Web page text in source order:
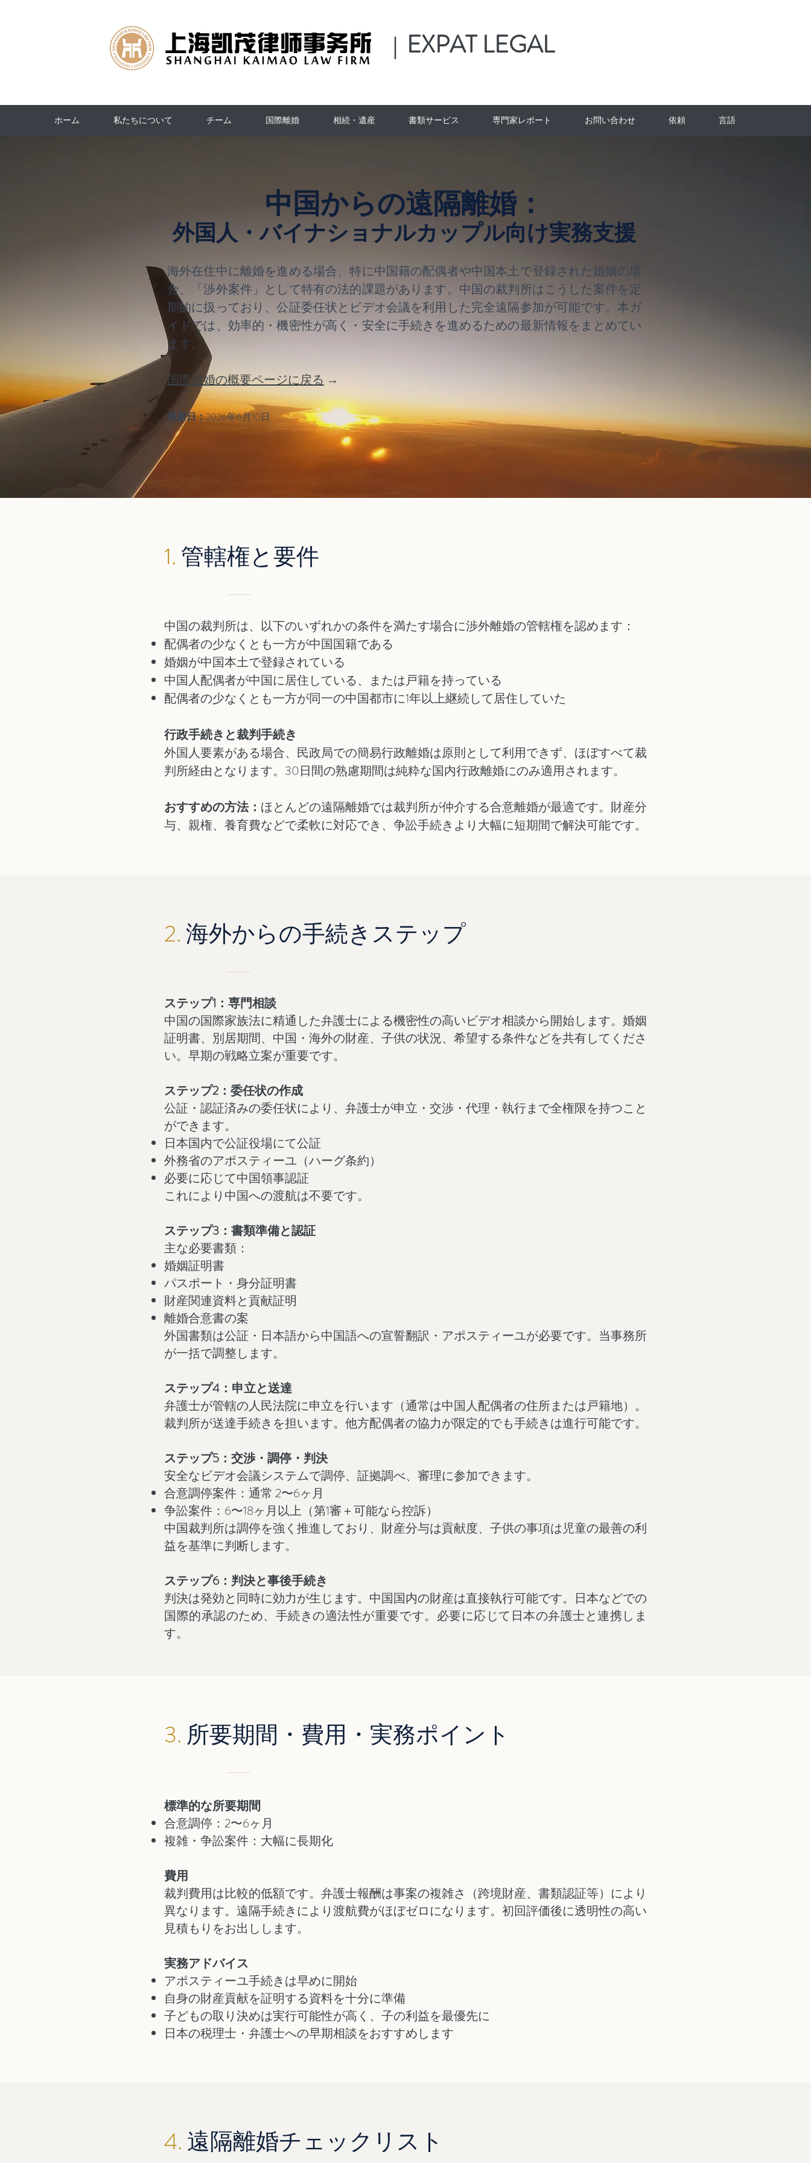
| EXPAT LEGAL
ホーム 私たちについて チーム 国際離婚 相続・遺産 書類サービス 専門家レポート お問い合わせ 依頼 言語
中国からの遠隔離婚：
外国人・バイナショナルカップル向け実務支援
海外在住中に離婚を進める場合、特に中国籍の配偶者や中国本土で登録された婚姻の場
合、「渉外案件」として特有の法的課題があります。中国の裁判所はこうした案件を定
期的に扱っており、公証委任状とビデオ会議を利用した完全遠隔参加が可能です。本ガ
イドでは、効率的・機密性が高く・安全に手続きを進めるための最新情報をまとめてい
ます。
国際離婚の概要ページに戻る →
更新日：2026年6月10日
1. 管轄権と要件
中国の裁判所は、以下のいずれかの条件を満たす場合に渉外離婚の管轄権を認めます：
配偶者の少なくとも一方が中国国籍である
婚姻が中国本土で登録されている
中国人配偶者が中国に居住している、または戸籍を持っている
配偶者の少なくとも一方が同一の中国都市に1年以上継続して居住していた
行政手続きと裁判手続き
外国人要素がある場合、民政局での簡易行政離婚は原則として利用できず、ほぼすべて裁
判所経由となります。30日間の熟慮期間は純粋な国内行政離婚にのみ適用されます。
おすすめの方法： ほとんどの遠隔離婚では裁判所が仲介する合意離婚が最適です。財産分
与、親権、養育費などで柔軟に対応でき、争訟手続きより大幅に短期間で解決可能です。
2.海外からの手続きステップ
ステップ1：専門相談
中国の国際家族法に精通した弁護士による機密性の高いビデオ相談から開始します。婚姻
証明書、別居期間、中国・海外の財産、子供の状況、希望する条件などを共有してくださ
い。早期の戦略立案が重要です。
ステップ2：委任状の作成
公証・認証済みの委任状により、弁護士が申立・交渉・代理・執行まで全権限を持つこと
ができます。
日本国内で公証役場にて公証
外務省のアポスティーユ（ハーグ条約）
必要に応じて中国領事認証
これにより中国への渡航は不要です。
ステップ3：書類準備と認証
主な必要書類：
婚姻証明書
パスポート・身分証明書
財産関連資料と貢献証明
離婚合意書の案
外国書類は公証・日本語から中国語への宣誓翻訳・アポスティーユが必要です。当事務所
が一括で調整します。
ステップ4：申立と送達
弁護士が管轄の人民法院に申立を行います（通常は中国人配偶者の住所または戸籍地）。
裁判所が送達手続きを担います。他方配偶者の協力が限定的でも手続きは進行可能です。
ステップ5：交渉・調停・判決
安全なビデオ会議システムで調停、証拠調べ、審理に参加できます。
合意調停案件：通常 2〜6ヶ月
争訟案件：6〜18ヶ月以上（第1審＋可能なら控訴）
中国裁判所は調停を強く推進しており、財産分与は貢献度、子供の事項は児童の最善の利
益を基準に判断します。
ステップ6：判決と事後手続き
判決は発効と同時に効力が生じます。中国国内の財産は直接執行可能です。日本などでの
国際的承認のため、手続きの適法性が重要です。必要に応じて日本の弁護士と連携しま
す。
3. 所要期間・費用・実務ポイント
標準的な所要期間
合意調停：2〜6ヶ月
複雑・争訟案件：大幅に長期化
費用
裁判費用は比較的低額です。弁護士報酬は事案の複雑さ（跨境財産、書類認証等）により
異なります。遠隔手続きにより渡航費がほぼゼロになります。初回評価後に透明性の高い
見積もりをお出しします。
実務アドバイス
アポスティーユ手続きは早めに開始
自身の財産貢献を証明する資料を十分に準備
子どもの取り決めは実行可能性が高く、子の利益を最優先に
日本の税理士・弁護士への早期相談をおすすめします
4. 遠隔離婚チェックリスト